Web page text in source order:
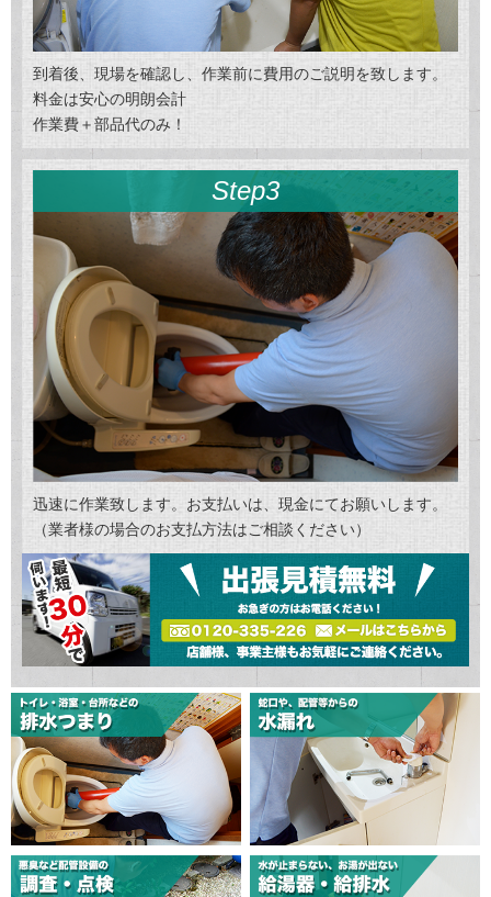
到着後、現場を確認し、作業前に費用のご説明を致します。
料金は安心の明朗会計
作業費＋部品代のみ！
Step3
迅速に作業致します。お支払いは、現金にてお願いします。
（業者様の場合のお支払方法はご相談ください）